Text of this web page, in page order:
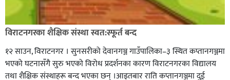
विराटनगरका शैक्षिक संस्था स्वत:स्फूर्त बन्द
१२ साउन, विराटनगर । सुनसरीको देवानगञ्ज गाउँपालिका–३ स्थित कप्तानगञ्जमा
भएको घटनासँगै सुरु भएको विरोध प्रदर्शनका कारण विराटनगरका विद्यालय
तथा शैक्षिक संस्थाहरू बन्द भएका छन् ।आइतबार राति कप्तानगञ्जमा दुई